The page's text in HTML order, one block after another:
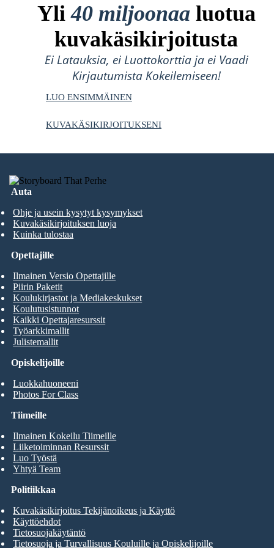
Yli40 miljoonaa luotua
kuvakäsikirjoitusta
Ei Latauksia, ei Luottokorttia ja ei Vaadi
Kirjautumista Kokeilemiseen!
LUO ENSIMMÄINEN
KUVAKÄSIKIRJOITUKSENI
Auta
Ohje ja usein kysytyt kysymykset
Kuvakäsikirjoituksen luoja
Kuinka tulostaa
Opiskelijoille
Luokkahuoneeni
Photos For Class
Opettajille
Ilmainen Versio Opettajille
Piirin Paketit
Koulukirjastot ja Mediakeskukset
Koulutusistunnot
Kaikki Opettajaresurssit
Työarkkimallit
Julistemallit
Tiimeille
Ilmainen Kokeilu Tiimeille
Liiketoiminnan Resurssit
Luo Työstä
Yhtyä Team
Politiikkaa
Kuvakäsikirjoitus Tekijänoikeus ja Käyttö
Käyttöehdot
Tietosuojakäytäntö
Tietosuoja ja Turvallisuus Kouluille ja Opiskelijoille